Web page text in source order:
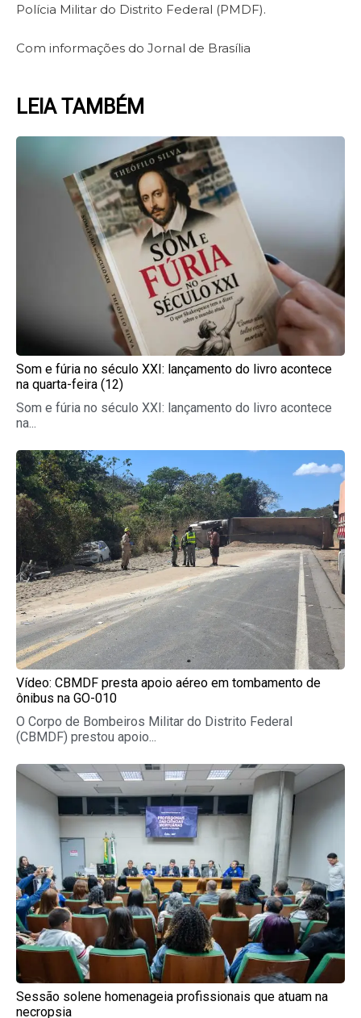
Polícia Militar do Distrito Federal (PMDF).
Com informações do Jornal de Brasília
LEIA TAMBÉM
Som e fúria no século XXI: lançamento do livro acontece
na quarta-feira (12)
Som e fúria no século XXI: lançamento do livro acontece
na...
Vídeo: CBMDF presta apoio aéreo em tombamento de
ônibus na GO-010
O Corpo de Bombeiros Militar do Distrito Federal
(CBMDF) prestou apoio...
Sessão solene homenageia profissionais que atuam na
necropsia
PagePagePagePagePage